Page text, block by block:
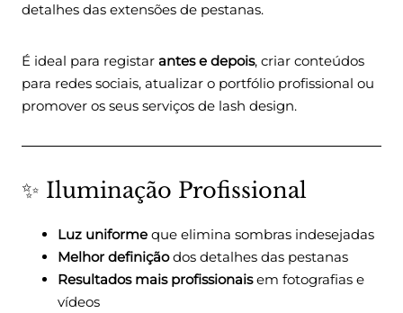
detalhes das extensões de pestanas.
É ideal para registar antes e depois, criar conteúdos
para redes sociais, atualizar o portfólio profissional ou
promover os seus serviços de lash design.
✨ Iluminação Profissional
Luz uniforme que elimina sombras indesejadas
Melhor definiçãodos detalhes das pestanas
Resultados mais profissionaisem fotografias e
vídeos